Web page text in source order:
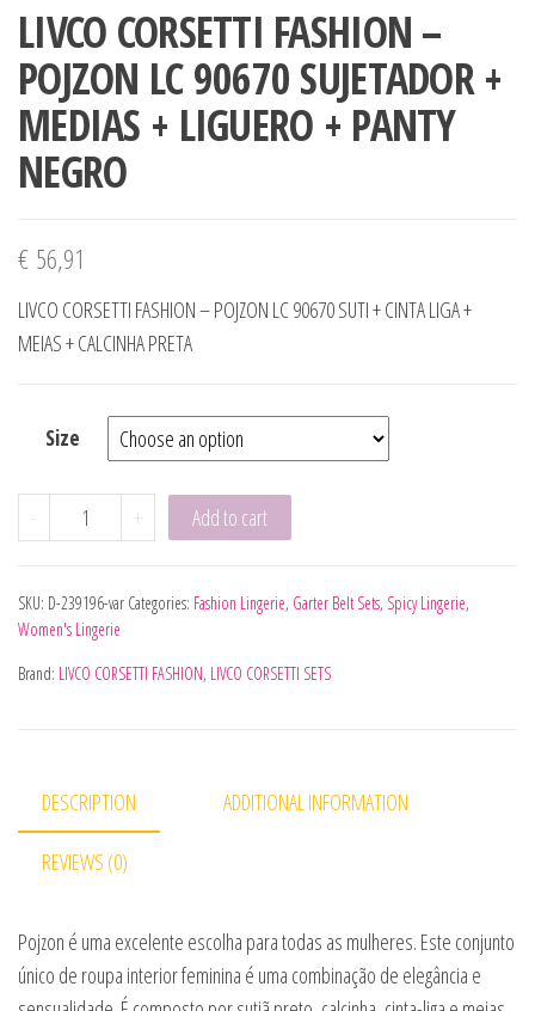
LIVCO CORSETTI FASHION –
POJZON LC 90670 SUJETADOR +
MEDIAS + LIGUERO + PANTY
NEGRO
€ 56,91
LIVCO CORSETTI FASHION – POJZON LC 90670 SUTI + CINTA LIGA +
MEIAS + CALCINHA PRETA
Size
- LIVCO CORSETTI FASHION - POJZON LC 90670
+ Add to cart
SKU: D-239196-var Categories: Fashion Lingerie, Garter Belt Sets, Spicy Lingerie,
Women's Lingerie
Brand: LIVCO CORSETTI FASHION, LIVCO CORSETTI SETS
DESCRIPTION ADDITIONAL INFORMATION
REVIEWS (0)
Pojzon é uma excelente escolha para todas as mulheres. Este conjunto
único de roupa interior feminina é uma combinação de elegância e